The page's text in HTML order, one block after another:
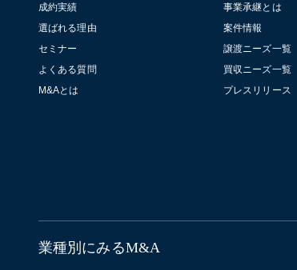
成約実績
選ばれる理由
セミナー
よくある質問
M&Aとは
事業承継とは
案件情報
譲渡ニーズ一覧
買収ニーズ一覧
プレスリリース
業種別にみるM&A